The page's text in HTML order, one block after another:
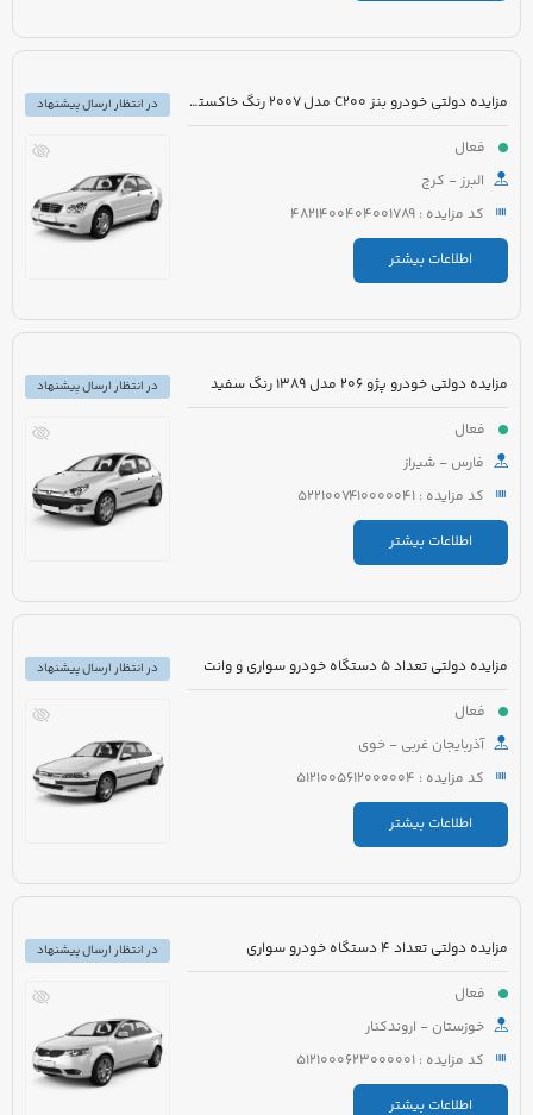
مزایده دولتی خودرو بنز C200 مدل 2007 رنگ خاکستری
فعال
البرز - کرج
کد مزایده : 4821400404001789
اطلاعات بیشتر
در انتظار ارسال پیشنهاد
مزایده دولتی خودرو پژو 206 مدل 1389 رنگ سفید
فعال
فارس - شیراز
کد مزایده : 5221007410000041
اطلاعات بیشتر
در انتظار ارسال پیشنهاد
مزایده دولتی تعداد 5 دستگاه خودرو سواری و وانت
فعال
آذربایجان غربی - خوی
کد مزایده : 5121005612000004
اطلاعات بیشتر
در انتظار ارسال پیشنهاد
مزایده دولتی تعداد 4 دستگاه خودرو سواری
فعال
خوزستان - اروندکنار
کد مزایده : 5121000623000001
اطلاعات بیشتر
در انتظار ارسال پیشنهاد